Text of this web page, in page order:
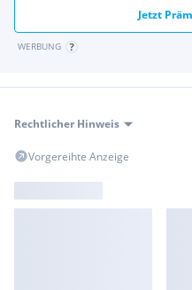
Irrtümer, Änderungen,
vorbehalten!
Jetzt
WERBUNG
Rechtlicher Hinweis
Vorgereihte Anzeige